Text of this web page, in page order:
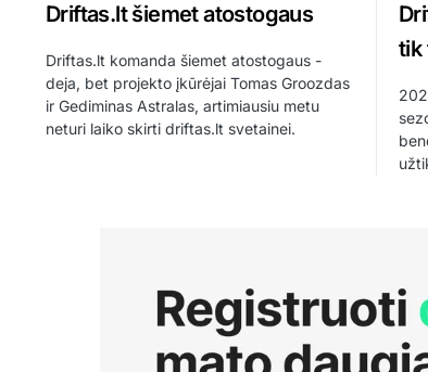
Driftas.lt šiemet atostogaus
Driftas.lt komanda šiemet atostogaus -
deja, bet projekto įkūrėjai Tomas Groozdas
ir Gediminas Astralas, artimiausiu metu
neturi laiko skirti driftas.lt svetainei.
tik